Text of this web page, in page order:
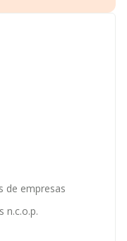
de empresas
n.c.o.p.
la empresa.